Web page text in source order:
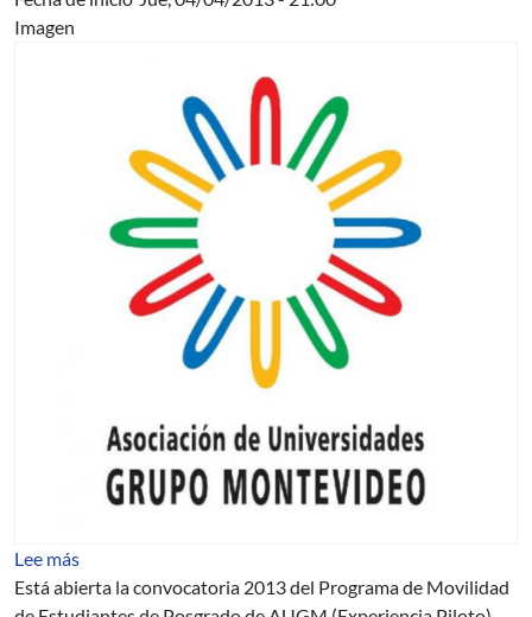
Imagen
Lee más
Está abierta la convocatoria 2013 del Programa de Movilidad